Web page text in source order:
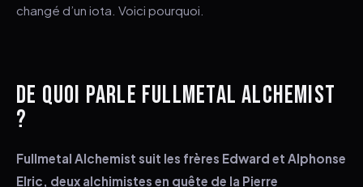
changé d’un iota. Voici pourquoi.
DE QUOI PARLE FULLMETAL ALCHEMIST
?
Fullmetal Alchemist suit les frères Edward et Alphonse
Elric, deux alchimistes en quête de la Pierre